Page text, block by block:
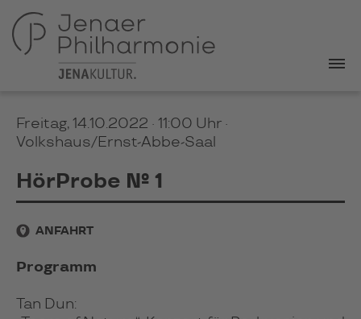
Freitag, 14.10.2022 · 11:00 Uhr ·
Volkshaus/Ernst-Abbe-Saal
HörProbe № 1
ANFAHRT
Programm
Tan Dun: